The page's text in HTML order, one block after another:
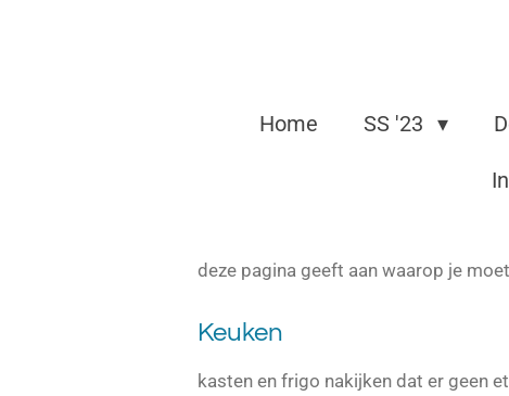
Home SS '23
deze pagina geeft aan waarop je
Keuken
kasten en frigo nakijken dat er geen